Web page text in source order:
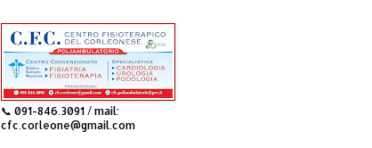
📞 091-846.3091 / mail:
cfc.corleone@gmail.com